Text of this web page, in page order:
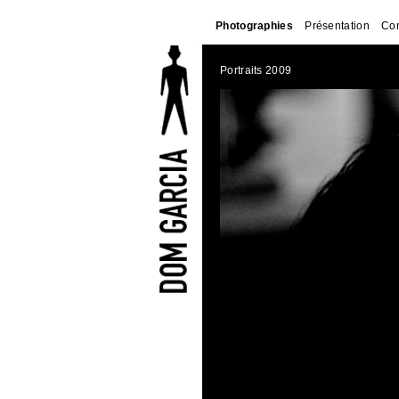
Photographies Présentation
Portraits 2009